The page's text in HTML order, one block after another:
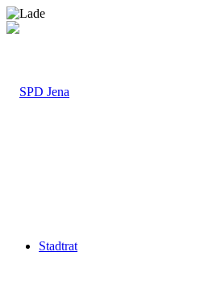
Stadtrat